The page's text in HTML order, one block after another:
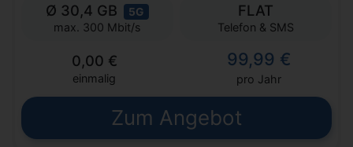
Ø 30,4 GB 5G
max. 300 Mbit/s
FLAT
Telefon & SMS
0,00 €
einmalig
99,99 €
pro Jahr
Zum Angebot